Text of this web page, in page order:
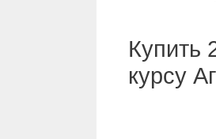
Купить
курсу